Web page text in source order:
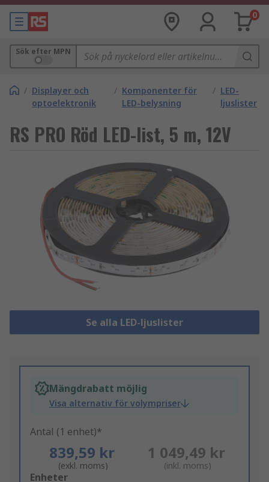
0
Sök efter MPN
/ Displayer och
optoelektronik
/ Komponenter för
LED-belysning
/ LED-
ljuslister
RS PRO Röd LED-list, 5 m, 12V
Se alla LED-ljuslister
Mängdrabatt möjlig
Visa alternativ för volympriser
Antal (1 enhet)*
839,59 kr
(exkl. moms)
1 049,49 kr
(inkl. moms)
Add
Enheter